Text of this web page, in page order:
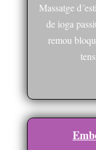
Massatge
de ioga
remou